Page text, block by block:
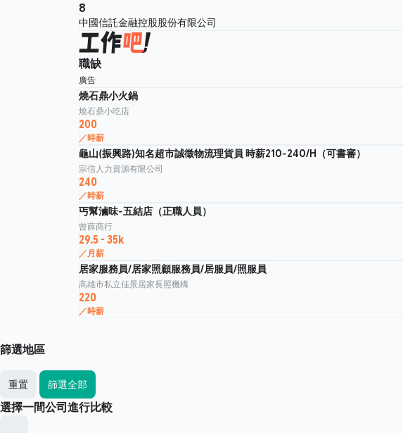
8
中國信託金融控股股份有限公司
職缺
廣告
燒石鼎小火鍋
燒石鼎小吃店
200
／時薪
龜山(振興路)知名超市誠徵物流理貨員 時薪210-240/H（可書審）
宗信人力資源有限公司
240
／時薪
丐幫滷味-五結店（正職人員）
曾薛商行
29.5 - 35k
／月薪
居家服務員/居家照顧服務員/居服員/照服員
高雄市私立佳景居家長照機構
220
／時薪
篩選地區
重置 篩選全部
選擇一間公司進行比較